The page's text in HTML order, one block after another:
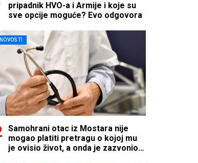
pripadnik HVO-a i Armije i koje su
sve opcije moguće? Evo odgovora
NOVOSTI
Samohrani otac iz Mostara nije
mogao platiti pretragu o kojoj mu
je ovisio život, a onda je zazvonio